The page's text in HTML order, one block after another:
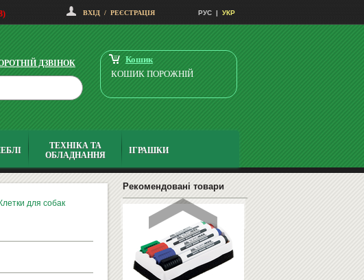
ВХІД / РЕЄСТРАЦІЯ РУС | УКР
ДЗВІНОК
Кошик
КОШИК ПОРОЖНІЙ
ТЕХНІКА ТА
ОБЛАДНАННЯ
ІГРАШКИ
Клетки для собак
Рекомендовані товари
СМАРТФОНИ І ТЕЛЕФОНИ